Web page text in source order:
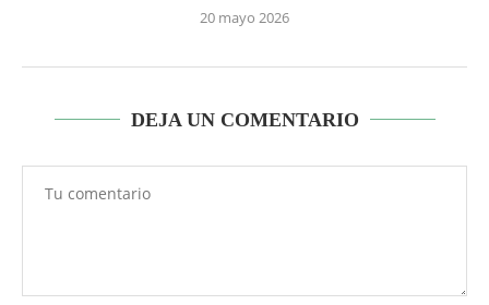
20 mayo 2026
DEJA UN COMENTARIO